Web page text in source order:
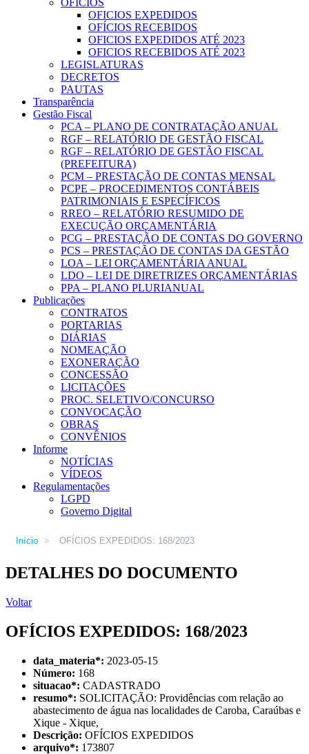
OFICIOS
OFICIOS EXPEDIDOS
OFÍCIOS RECEBIDOS
OFICIOS EXPEDIDOS ATÉ 2023
OFICIOS RECEBIDOS ATÉ 2023
LEGISLATURAS
DECRETOS
PAUTAS
Transparência
Gestão Fiscal
PCA – PLANO DE CONTRATAÇÃO ANUAL
RGF – RELATÓRIO DE GESTÃO FISCAL
RGF – RELATÓRIO DE GESTÃO FISCAL
(PREFEITURA)
PCM – PRESTAÇÃO DE CONTAS MENSAL
PCPE – PROCEDIMENTOS CONTÁBEIS
PATRIMONIAIS E ESPECÍFICOS
RREO – RELATÓRIO RESUMIDO DE
EXECUÇÃO ORÇAMENTÁRIA
PCG – PRESTAÇÃO DE CONTAS DO GOVERNO
PCS – PRESTAÇÃO DE CONTAS DA GESTÃO
LOA – LEI ORÇAMENTÁRIA ANUAL
LDO – LEI DE DIRETRIZES ORÇAMENTÁRIAS
PPA – PLANO PLURIANUAL
Publicações
CONTRATOS
PORTARIAS
DIÁRIAS
NOMEAÇÃO
EXONERAÇÃO
CONCESSÃO
LICITAÇÕES
PROC. SELETIVO/CONCURSO
CONVOCAÇÃO
OBRAS
CONVÊNIOS
Informe
NOTÍCIAS
VÍDEOS
Regulamentações
LGPD
Governo Digital
Início > OFÍCIOS EXPEDIDOS: 168/2023
DETALHES DO DOCUMENTO
Voltar
OFÍCIOS EXPEDIDOS: 168/2023
data_materia*: 2023-05-15
Número: 168
situacao*: CADASTRADO
resumo*: SOLICITAÇÃO: Providências com relação ao
abastecimento de água nas localidades de Caroba, Caraúbas e
Xique - Xique,
Descrição: OFÍCIOS EXPEDIDOS
arquivo*: 173807